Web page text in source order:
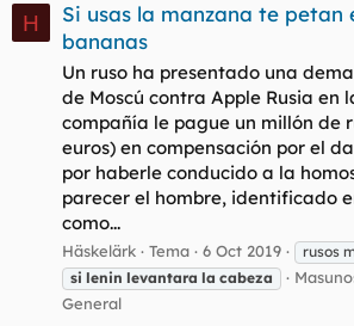
H
Si usas la manzana te petan
bananas
Un ruso ha presentado una
de Moscú contra Apple Rusia en
compañía le pague un millón de
euros) en compensación por el
por haberle conducido a la
parecer el hombre, identificado
como...
Häskelärk Tema 6 Oct 2019
rusos
si lenin levantara la cabeza
General